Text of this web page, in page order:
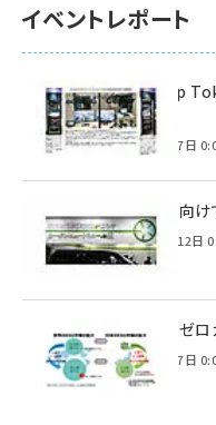
イベントレポート
【Interop
5G！
2022年7月7日
脱炭素に向
2022年6月12日
環境省のゼロ
2021年3月7日